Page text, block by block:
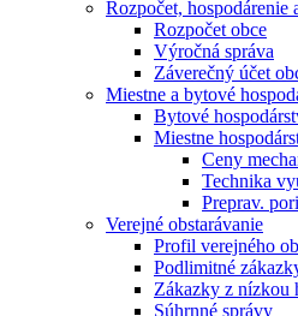
Rozpočet, hospodárenie
Rozpočet obce
Výročná správa
Záverečný účet
Miestne a bytové
Bytové
Miestne
Ceny
Technika
Preprav.
Verejné obstarávanie
Profil verejného
Podlimitné
Zákazky z nízkou
Súhrnné správy